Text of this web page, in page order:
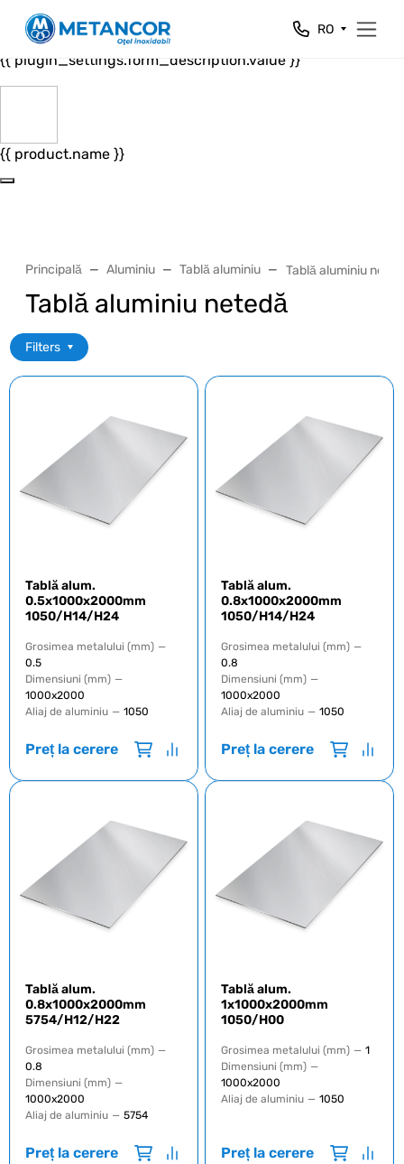
Close
{{ plugin_settings.form_header.value }}
{{ plugin_settings.form_description.value }}
{{ product.name }}
RO
Principală Aluminiu Tablă aluminiu Tablă aluminiu
Tablă aluminiu netedă
Filters
Tablă alum.
0.5x1000x2000mm
1050/H14/H24
Grosimea metalului (mm) —
0.5
Dimensiuni (mm) —
1000х2000
Aliaj de aluminiu — 1050
Preț la cerere
Tablă alum.
0.8x1000x2000mm
1050/H14/H24
Grosimea metalului (mm) —
0.8
Dimensiuni (mm) —
1000х2000
Aliaj de aluminiu — 1050
Preț la cerere
Tablă alum.
0.8x1000x2000mm
5754/H12/H22
Grosimea metalului (mm) —
0.8
Dimensiuni (mm) —
1000х2000
Aliaj de aluminiu — 5754
Preț la cerere
Tablă alum.
1x1000x2000mm
1050/H00
Grosimea metalului (mm) — 1
Dimensiuni (mm) —
1000х2000
Aliaj de aluminiu — 1050
Preț la cerere